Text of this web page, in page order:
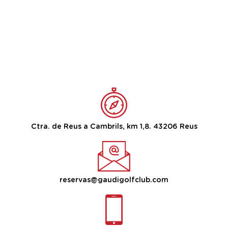
Ctra. de Reus a Cambrils, km 1,8. 43206 Reus
reservas@gaudigolfclub.com